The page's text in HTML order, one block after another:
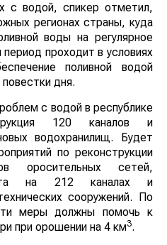
с водой, спикер отметил,
регионах страны, куда
воды на регулярное
проходит в условиях
поливной водой
дня.
с водой в республике
120 каналов и
водохранилищ. Будет
по реконструкции
оросительных сетей,
на 212 каналах и
сооружений. По
меры должны помочь к
при орошении на 4 км3.